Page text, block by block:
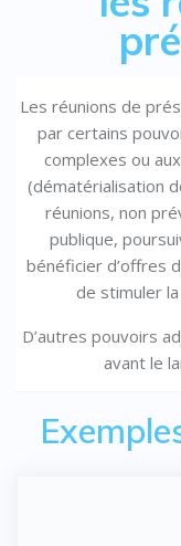
Les réunions de
par certains
complexes ou
(dématérialisation
réunions, non
publique,
bénéficier d’offres
de stimuler
D’autres pouvoirs
avant le